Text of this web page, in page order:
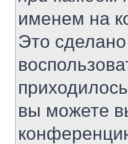
именем на
Это сделано
вы можете